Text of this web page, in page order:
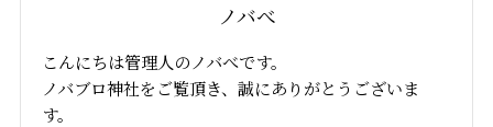
ノバべ
こんにちは管理人のノバべです。
ノバブロ神社をご覧頂き、誠にありがとうございま
す。